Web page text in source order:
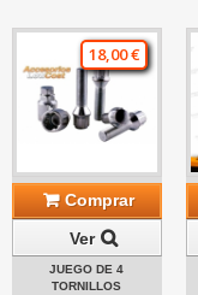
18,00 €
Comprar
Ver
JUEGO DE 4
TORNILLOS